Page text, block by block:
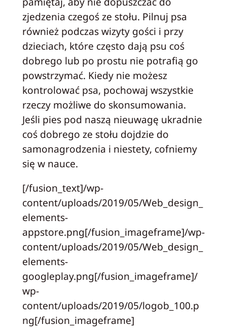
zjedzenia czegoś ze stołu. Pilnuj psa
również podczas wizyty gości i przy
dzieciach, które często dają psu coś
dobrego lub po prostu nie potrafią go
powstrzymać. Kiedy nie możesz
kontrolować psa, pochowaj wszystkie
rzeczy możliwe do skonsumowania.
Jeśli pies pod naszą nieuwagę ukradnie
coś dobrego ze stołu dojdzie do
samonagrodzenia i niestety, cofniemy
się w nauce.
[/fusion_text]/wp-
content/uploads/2019/05/Web_design_
elements-
appstore.png[/fusion_imageframe]/wp-
content/uploads/2019/05/Web_design_
elements-
googleplay.png[/fusion_imageframe]/
wp-
content/uploads/2019/05/logob_100.p
ng[/fusion_imageframe]